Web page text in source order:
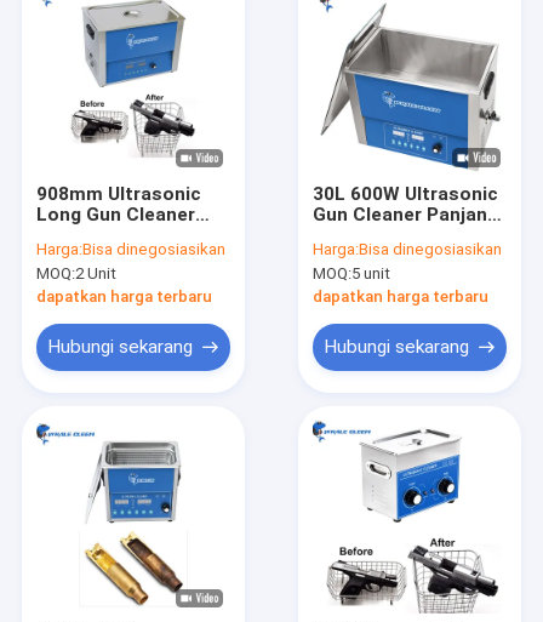
Produk
Pertunjukan VR
Tentang kami
908mm Ultrasonic
Long Gun Cleaner
Ultrasonic Wave
Cleaner
Harga:Bisa dinegosiasikan
MOQ:2 Unit
dapatkan harga terbaru
Hubungi sekarang
30L 600W Ultrasonic
Gun Cleaner Panjang
Cadang Senapan
Harga:Bisa dinegosiasikan
MOQ:5 unit
dapatkan harga terbaru
Hubungi sekarang